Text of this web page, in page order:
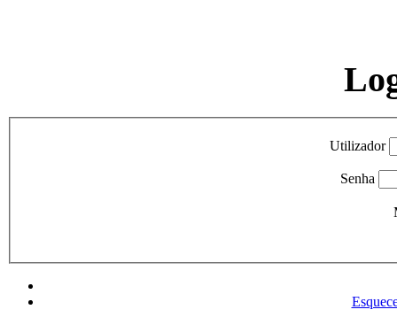
Utilizador
Senha